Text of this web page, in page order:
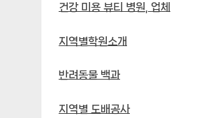
건강 미용 뷰티 병원, 업체
지역별학원소개
반려동물 백과
지역별 도배공사